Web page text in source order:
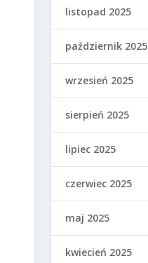
listopad 2025
październik 2025
wrzesień 2025
sierpień 2025
lipiec 2025
czerwiec 2025
maj 2025
kwiecień 2025